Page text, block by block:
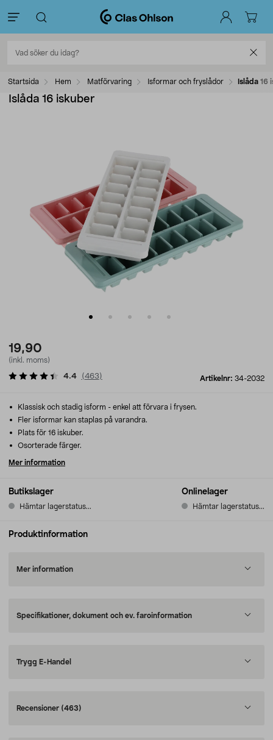
Startsida Hem Matförvaring Isformar och fryslådor Islåda 16
Islåda 16 iskuber
19,90
(inkl. moms)
Artikelnr: 34-2032
4.4 (463)
Butikslager
Hämtar lagerstatus...
Onlinelager
Hämtar lagerstatus...
Klassisk och stadig isform - enkel att förvara i frysen.
Fler isformar kan staplas på varandra.
Plats för 16 iskuber.
Osorterade färger.
Mer information
Produktinformation
Mer information
Specifikationer, dokument och ev. faroinformation
Trygg E-Handel
Recensioner (463)